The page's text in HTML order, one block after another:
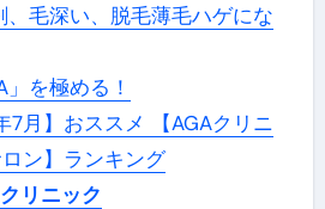
、毛深い、脱毛薄毛ハゲにな
を極める！
7月】おススメ 【AGAクリニ
ン】ランキング
リニック